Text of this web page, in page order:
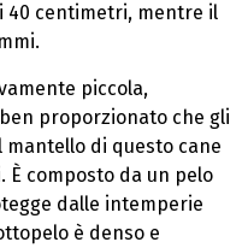
40 centimetri, mentre il
piccola,
proporzionato che gli
di questo cane
composto da un pelo
dalle intemperie
è denso e